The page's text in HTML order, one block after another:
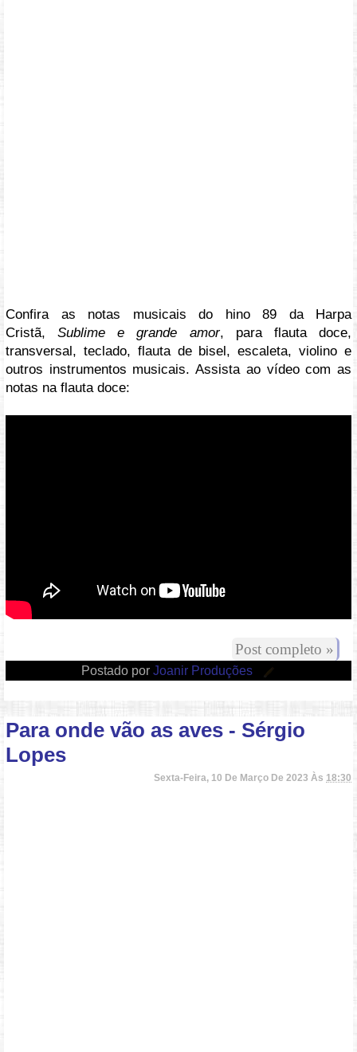
Confira as notas musicais do hino 89 da Harpa
Cristã,Sublime e grande amor, para flauta doce,
transversal, teclado, flauta de bisel, escaleta, violino e
outros instrumentos musicais. Assista ao vídeo com as
notas na flauta doce:
Post completo »
Postado por Joanir Produções
Para onde vão as aves - Sérgio
Lopes
Sexta-Feira, 10 De Março De 2023 Às 18:30